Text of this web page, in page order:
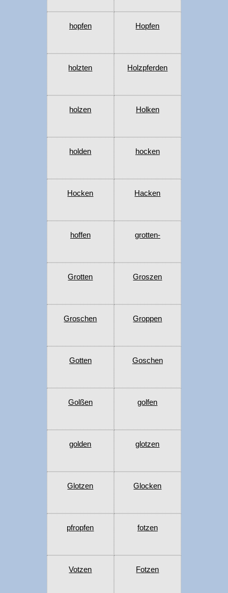
hopfen Hopfen
holzten Holzpferden
holzen Holken
holden hocken
Hocken Hacken
hoffen grotten-
Grotten Groszen
Groschen Groppen
Gotten Goschen
Golßen golfen
golden glotzen
Glotzen Glocken
pfropfen fotzen
Votzen Fotzen